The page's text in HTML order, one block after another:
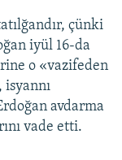
çünki
iyül 16-da
o «vazifeden
avdarma
vade etti.